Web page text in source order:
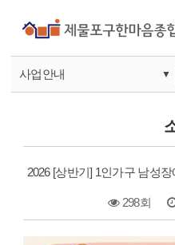
사업안내 ▼
기관안내
2026 [상반기] 1인가구 남성
298회
본문